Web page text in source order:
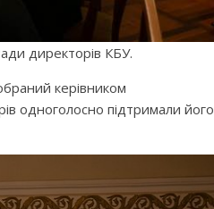
директорів КБУ.
керівником
одноголосно підтримали його